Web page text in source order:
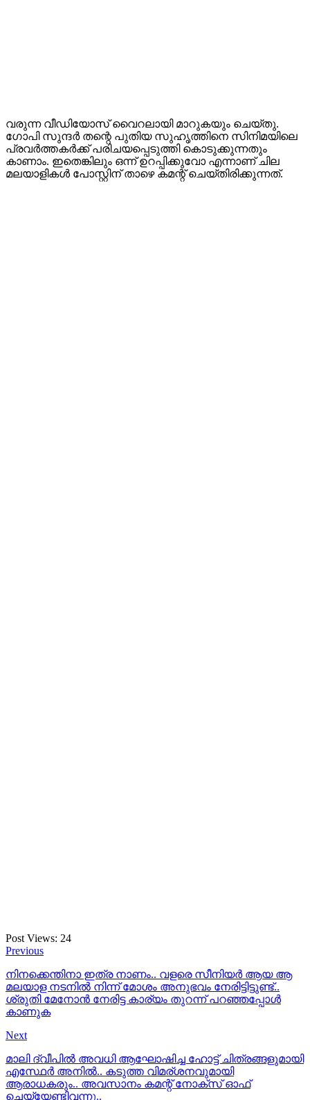
വരുന്ന വീഡിയോസ് വൈറലായി മാറുകയും ചെയ്തു.
ഗോപി സുന്ദർ തന്റെ പുതിയ സുഹൃത്തിനെ സിനിമയിലെ
പ്രവർത്തകർക്ക് പരിചയപ്പെടുത്തി കൊടുക്കുന്നതും
കാണാം. ഇതെങ്കിലും ഒന്ന് ഉറപ്പിക്കുവോ എന്നാണ് ചില
മലയാളികൾ പോസ്റ്റിന് താഴെ കമന്റ് ചെയ്തിരിക്കുന്നത്.
Post Views: 24
Previous
നിനക്കെന്തിനാ ഇത്ര നാണം.. വളരെ സീനിയർ ആയ ആ
മലയാള നടനിൽ നിന്ന് മോശം അനുഭവം നേരിട്ടിട്ടുണ്ട്..
ശ്രുതി മേനോൻ നേരിട്ട കാര്യം തുറന്ന് പറഞ്ഞപ്പോൾ
കാണുക
Next
മാലി ദ്വീപിൽ അവധി ആഘോഷിച്ച ഹോട്ട് ചിത്രങ്ങളുമായി
എസ്ഥേർ അനിൽ.. കടുത്ത വിമര്ശനവുമായി
ആരാധകരും.. അവസാനം കമന്റ് നോക്സ് ഓഫ്
ചെയ്യേണ്ടിവന്നു..